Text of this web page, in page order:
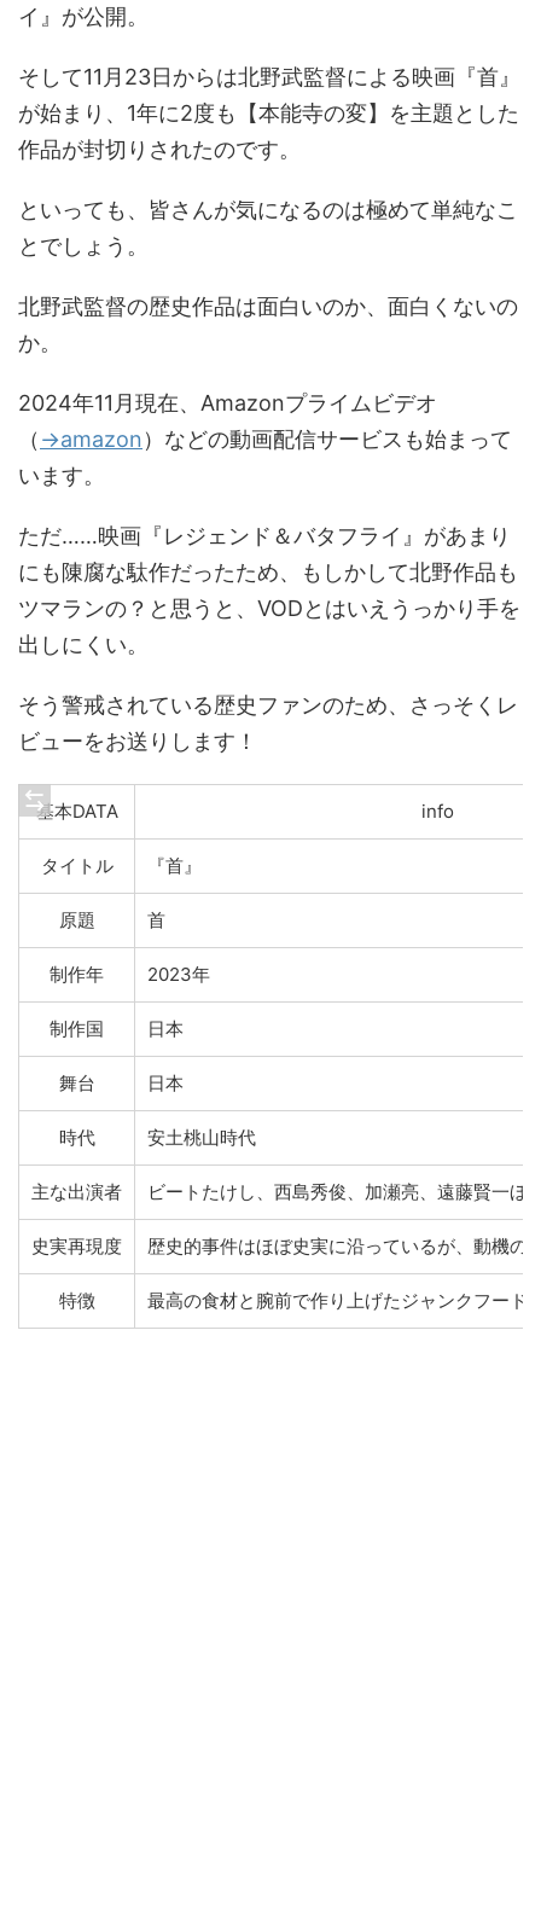
イ』が公開。
そして11月23日からは北野武監督による映画『首』
が始まり、1年に2度も【本能寺の変】を主題とした
作品が封切りされたのです。
といっても、皆さんが気になるのは極めて単純なこ
とでしょう。
北野武監督の歴史作品は面白いのか、面白くないの
か。
2024年11月現在、Amazonプライムビデオ
（ →amazon）などの動画配信サービスも始まって
います。
ただ……映画『レジェンド＆バタフライ』があまり
にも陳腐な駄作だったため、もしかして北野作品も
ツマランの？と思うと、VODとはいえうっかり手を
出しにくい。
そう警戒されている歴史ファンのため、さっそくレ
ビューをお送りします！
基本DATA info
タイトル 『首』
原題 首
制作年 2023年
制作国 日本
舞台 日本
時代 安土桃山時代
主な出演者 ビートたけし、西島秀俊、加瀬亮、遠藤賢一ほ
史実再現度 歴史的事件はほぼ史実に沿っているが、動機の
特徴 最高の食材と腕前で作り上げたジャンクフード